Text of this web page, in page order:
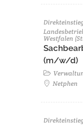
Westfalen
(m/w/d)
Netphen